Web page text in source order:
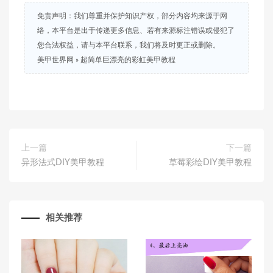
免责声明：我们尊重并保护知识产权，部分内容均来源于网
络，本平台是出于传递更多信息、若有来源标注错误或侵犯了
您合法权益，请与本平台联系，我们将及时更正或删除。
美甲世界网 » 超简单巨漂亮的彩虹美甲教程
上一篇
异形法式DIY美甲教程
下一篇
草莓彩绘DIY美甲教程
相关推荐